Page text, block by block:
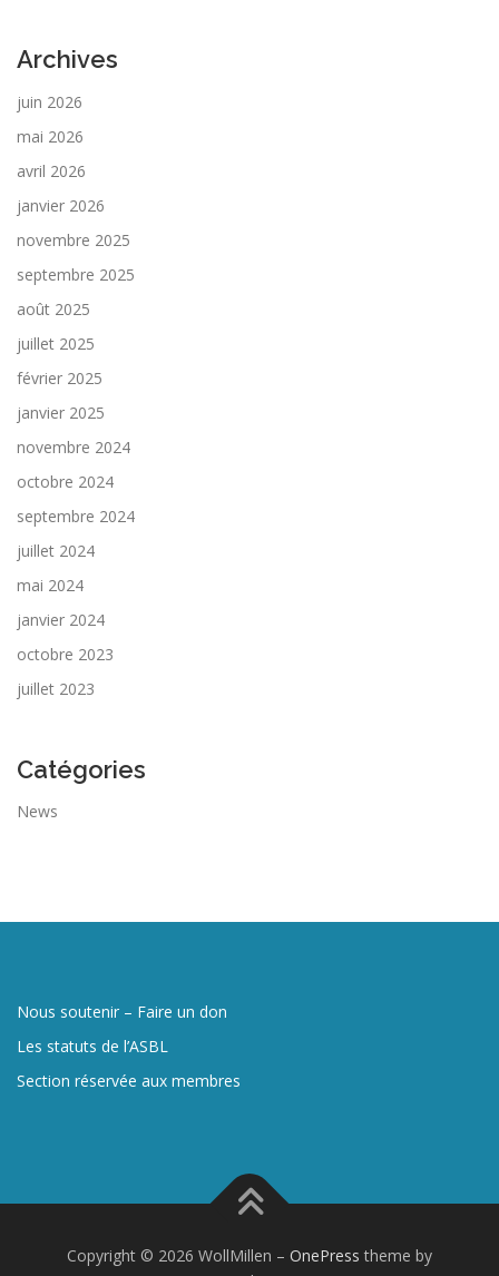
Archives
juin 2026
mai 2026
avril 2026
janvier 2026
novembre 2025
septembre 2025
août 2025
juillet 2025
février 2025
janvier 2025
novembre 2024
octobre 2024
septembre 2024
juillet 2024
mai 2024
janvier 2024
octobre 2023
juillet 2023
Catégories
News
Nous soutenir – Faire un don
Les statuts de l’ASBL
Section réservée aux membres
Copyright © 2026 WollMillen – OnePress theme by